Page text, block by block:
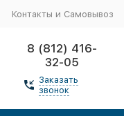
Контакты и Самовывоз
8 (812) 416-
32-05
Заказать
звонок